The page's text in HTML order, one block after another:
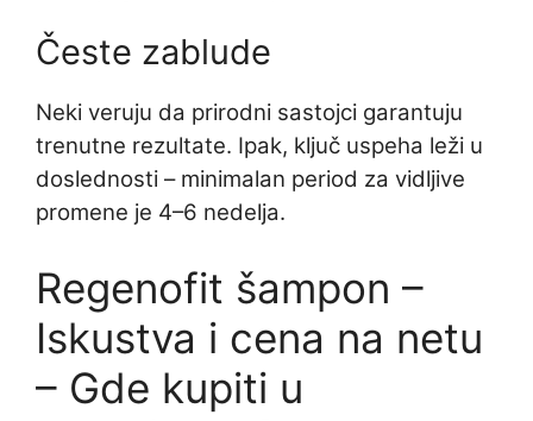
Česte zablude
Neki veruju da prirodni sastojci garantuju
trenutne rezultate. Ipak, ključ uspeha leži u
doslednosti – minimalan period za vidljive
promene je 4–6 nedelja.
Regenofit šampon –
Iskustva i cena na netu
– Gde kupiti u